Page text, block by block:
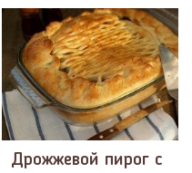
Дрожжевой пирог с